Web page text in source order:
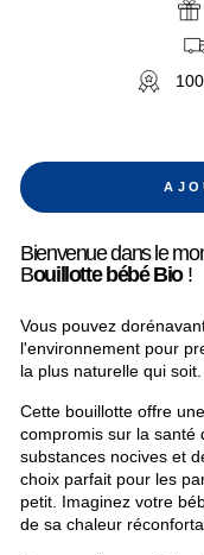
Bienvenue dans le
Bouillotte bébé Bio!
Vous pouvez
l'environnement pour
la plus naturelle qui soit.
Cette bouillotte offre
compromis sur la santé
substances nocives et
choix parfait pour les
petit. Imaginez votre
de sa chaleur